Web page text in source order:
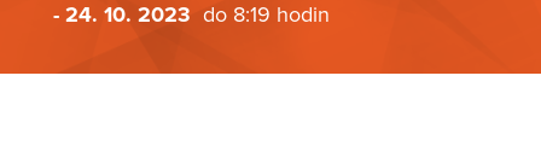
- 24. 10. 2023 do 8:19 hodin